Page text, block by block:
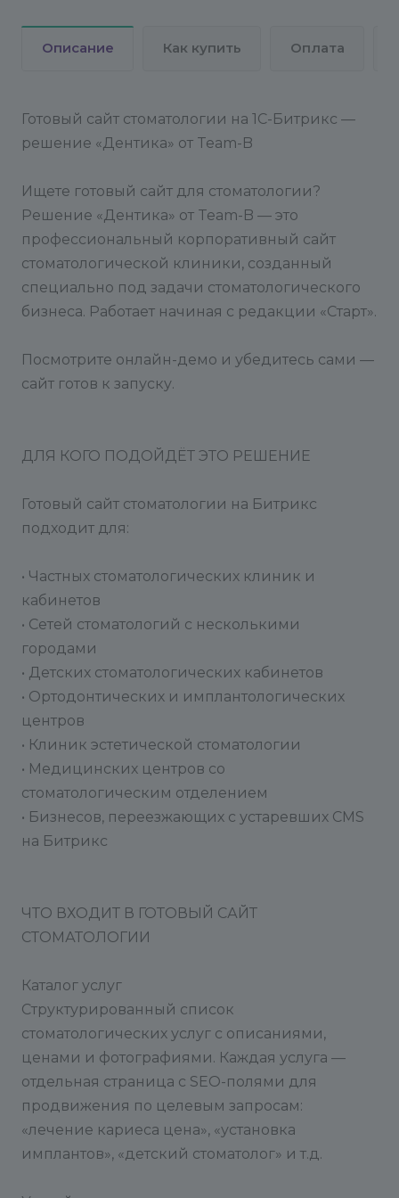
Описание Как купить Оплата
Готовый сайт стоматологии на 1С-Битрикс —
решение «Дентика» от Team-B
Ищете готовый сайт для стоматологии?
Решение «Дентика» от Team-B — это
профессиональный корпоративный сайт
стоматологической клиники, созданный
специально под задачи стоматологического
бизнеса. Работает начиная с редакции «Старт».
Посмотрите онлайн-демо и убедитесь сами —
сайт готов к запуску.
ДЛЯ КОГО ПОДОЙДЁТ ЭТО РЕШЕНИЕ
Готовый сайт стоматологии на Битрикс
подходит для:
• Частных стоматологических клиник и
кабинетов
• Сетей стоматологий с несколькими
городами
• Детских стоматологических кабинетов
• Ортодонтических и имплантологических
центров
• Клиник эстетической стоматологии
• Медицинских центров со
стоматологическим отделением
• Бизнесов, переезжающих с устаревших CMS
на Битрикс
ЧТО ВХОДИТ В ГОТОВЫЙ САЙТ
СТОМАТОЛОГИИ
Каталог услуг
Структурированный список
стоматологических услуг с описаниями,
ценами и фотографиями. Каждая услуга —
отдельная страница с SEO-полями для
продвижения по целевым запросам:
«лечение кариеса цена», «установка
имплантов», «детский стоматолог» и т.д.